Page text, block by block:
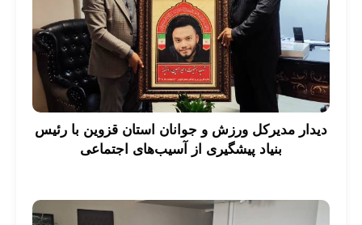
دیدار مدیرکل ورزش و جوانان استان قزوین با رئیس
بنیاد پیشگیری از آسیب‌های اجتماعی